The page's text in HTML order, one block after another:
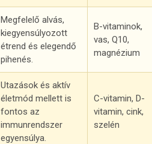
Megfelelő alvás,
kiegyensúlyozott
étrend és elegendő
pihenés.
B-vitaminok,
vas, Q10,
magnézium
Utazások és aktív
életmód mellett is
fontos az
immunrendszer
egyensúlya.
C-vitamin, D-
vitamin, cink,
szelén